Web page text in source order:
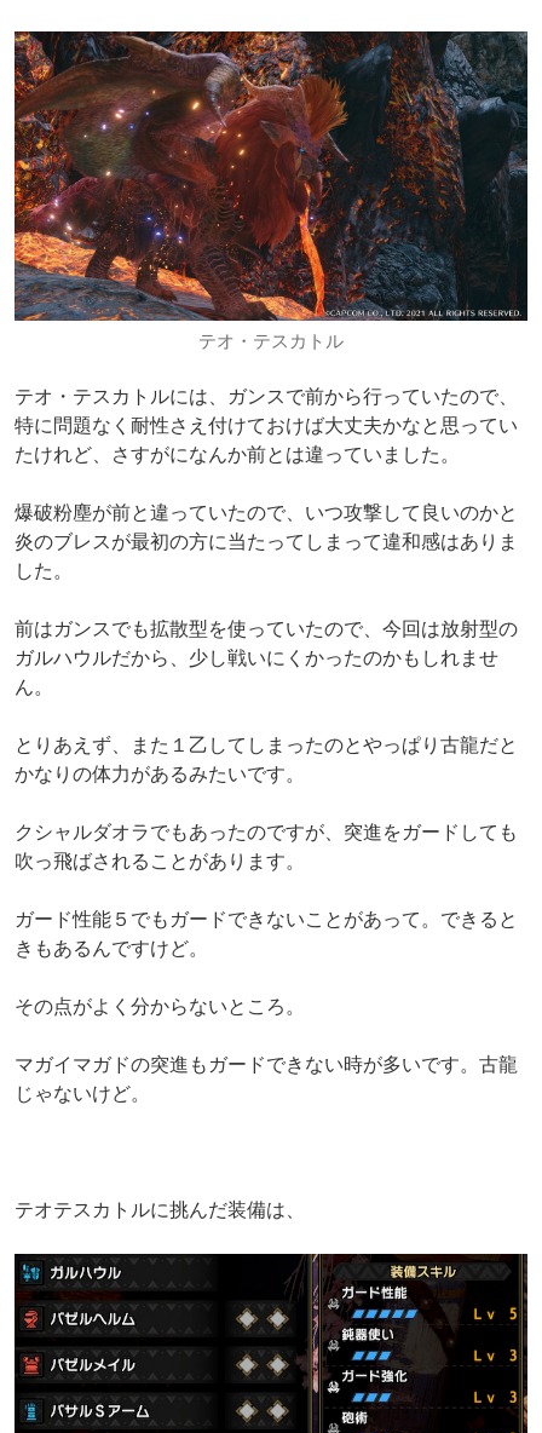
テオ・テスカトル
テオ・テスカトルには、ガンスで前から行っていたので、
特に問題なく耐性さえ付けておけば大丈夫かなと思ってい
たけれど、さすがになんか前とは違っていました。
爆破粉塵が前と違っていたので、いつ攻撃して良いのかと
炎のブレスが最初の方に当たってしまって違和感はありま
した。
前はガンスでも拡散型を使っていたので、今回は放射型の
ガルハウルだから、少し戦いにくかったのかもしれませ
ん。
とりあえず、また１乙してしまったのとやっぱり古龍だと
かなりの体力があるみたいです。
クシャルダオラでもあったのですが、突進をガードしても
吹っ飛ばされることがあります。
ガード性能５でもガードできないことがあって。できると
きもあるんですけど。
その点がよく分からないところ。
マガイマガドの突進もガードできない時が多いです。古龍
じゃないけど。
テオテスカトルに挑んだ装備は、